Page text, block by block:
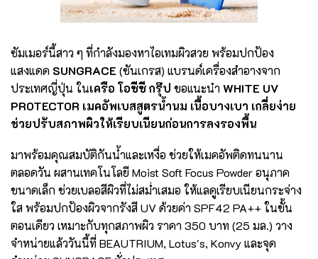
ซัมเมอร์นี้สาว ๆ ที่กำลังมองหาไอเทมผิวสวย พร้อมปกป้อง
แสงแดด SUNGRACE (ซันเกรส) แบรนด์เครื่องสำอางจาก
ประเทศญี่ปุ่น ในเครือ โอซีซี กรุ๊ป ขอแนะนำWHITE UV
PROTECTOR เมคอัพเบสสูตรน้ำนม เนื้อบางเบา เกลี่ยง่าย
ช่วยปรับสภาพผิวให้เรียบเนียนก่อนการลงรองพื้น
มาพร้อมคุณสมบัติกันน้ำและเหงื่อ ช่วยให้เมคอัพติดทนนาน
ตลอดวัน ผสานเทคโนโลยี Moist Soft Focus Powder อนุภาค
ขนาดเล็ก ช่วยเบลอสีผิวที่ไม่สม่ำเสมอ ให้แลดูเรียบเนียนกระจ่าง
ใส พร้อมปกป้องผิวจากรังสี UV ด้วยค่า SPF42 PA++ ในขั้น
ตอนเดียว เหมาะกับทุกสภาพผิว ราคา 350 บาท (25 มล.) วาง
จำหน่ายแล้ววันนี้ที่ BEAUTRIUM, Lotus's, Konvy และจุด